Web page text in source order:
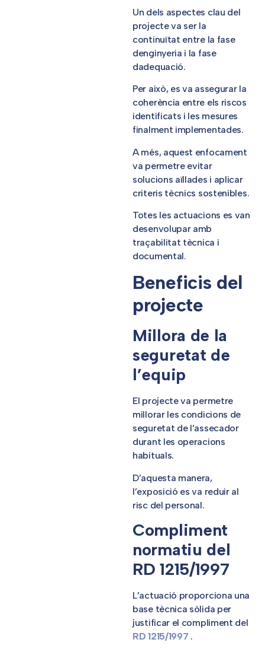
Un dels aspectes clau del
projecte va ser la
continuïtat entre la fase
denginyeria i la fase
dadequació.
Per això, es va assegurar la
coherència entre els riscos
identificats i les mesures
finalment implementades.
A més, aquest enfocament
va permetre evitar
solucions aïllades i aplicar
criteris tècnics sostenibles.
Totes les actuacions es van
desenvolupar amb
traçabilitat tècnica i
documental.
Beneficis del
projecte
Millora de la
seguretat de
l’equip
El projecte va permetre
millorar les condicions de
seguretat de l’assecador
durant les operacions
habituals.
D’aquesta manera,
l’exposició es va reduir al
risc del personal.
Compliment
normatiu del
RD 1215/1997
L’actuació proporciona una
base tècnica sòlida per
justificar el compliment del
RD 1215/1997 .